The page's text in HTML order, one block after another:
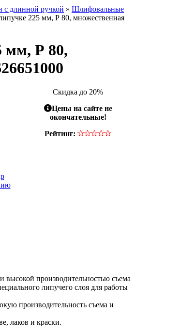
длинной ручкой » Шлифовальные
225 мм, Р 80, множественная
мм, Р 80,
Скидка до 20%
Цены на сайте не
окончательные!
Рейтинг:
высокой производительностью съема
липучего слоя для работы
производительность съема и
лаков и краски.